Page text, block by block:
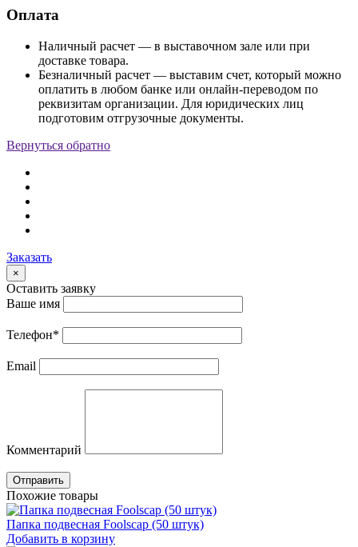
Оплата
Наличный расчет — в выставочном зале или при
доставке товара.
Безналичный расчет — выставим счет, который можно
оплатить в любом банке или онлайн-переводом по
реквизитам организации. Для юридических лиц
подготовим отгрузочные документы.
Вернуться обратно
Заказать
×
Оставить заявку
Ваше имя
Телефон*
Email
Комментарий
Отправить
Похожие товары
Папка подвесная Foolscap (50 штук)
Добавить в корзину